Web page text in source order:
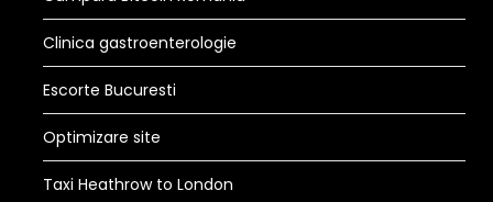
Clinica gastroenterologie
Escorte Bucuresti
Optimizare site
Taxi Heathrow to London